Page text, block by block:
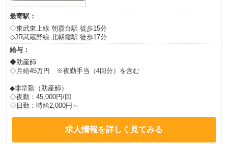
最寄駅：
◇東武東上線 朝霞台駅 徒歩15分
◇JR武蔵野線 北朝霞駅 徒歩17分
給与：
◆助産師
◇月給45万円 ※夜勤手当（4回分）を含む
◆非常勤（助産師）
◇夜勤：45,000円/回
◇日勤：時給2,000円～
求人情報を詳しく見てみる